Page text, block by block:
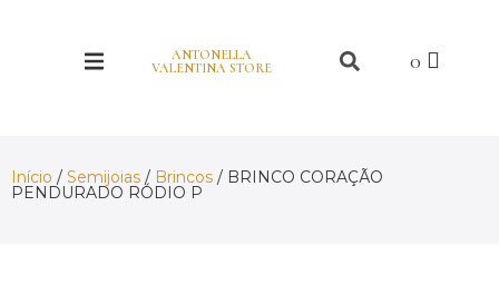
ANTONELLA
VALENTINA STORE
Início / Semijoias / Brincos / BRINCO CORAÇÃO
PENDURADO RÓDIO P